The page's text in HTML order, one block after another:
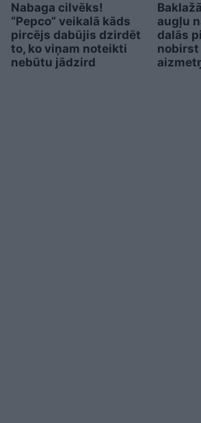
Nabaga cilvēks!
“Pepco” veikalā kāds
pircējs dabūjis dzirdēt
to, ko viņam noteikti
nebūtu jādzird
augļu
dalās
nobirst